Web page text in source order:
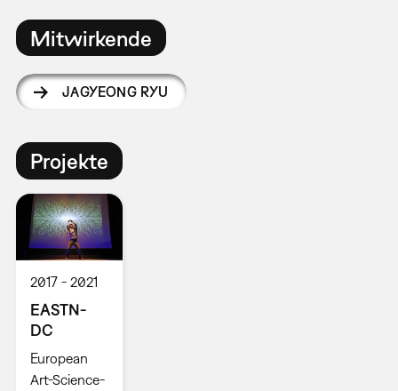
Mitwirkende
JAGYEONG RYU
Projekte
2017 2021
EASTN-
DC
European
Art-Science-